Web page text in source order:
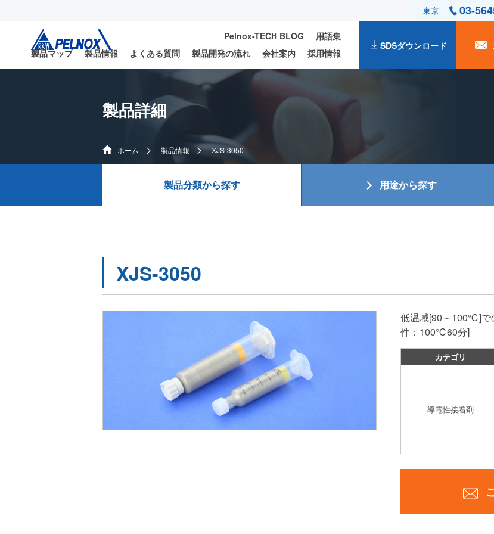
東京 03-
Pelnox-TECH BLOG
用語集
製品マップ
製品情報 よくある質問 製品開発の流れ 会社案内 採用情報
SDSダウンロード
製品詳細
ホーム 製品情報 XJS-3050
製品分類から探す 用途から探す
XJS-3050
低温域[90～100℃]で
件：100℃60分]
カテゴリ
導電性接着剤